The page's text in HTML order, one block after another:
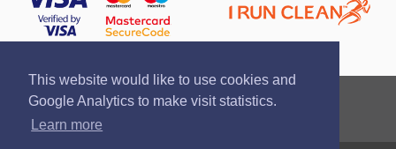
This website would like to use cookies and
Google Analytics to make visit statistics.
Learn more
Ziņo par pārkāpumu
Privātuma politika
Pirkšanas un atgriešanas noteikumi